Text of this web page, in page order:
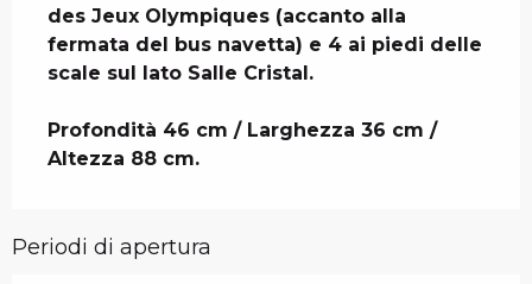
des Jeux Olympiques (accanto alla
fermata del bus navetta) e 4 ai piedi delle
scale sul lato Salle Cristal.
Profondità 46 cm / Larghezza 36 cm /
Altezza 88 cm.
Periodi di apertura